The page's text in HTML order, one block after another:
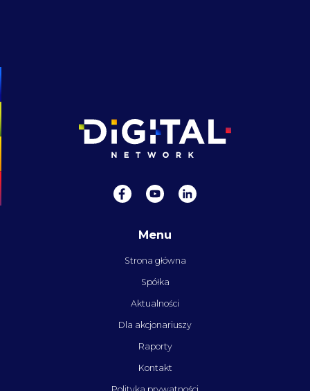
Menu
Strona główna
Spółka
Aktualności
Dla akcjonariuszy
Raporty
Kontakt